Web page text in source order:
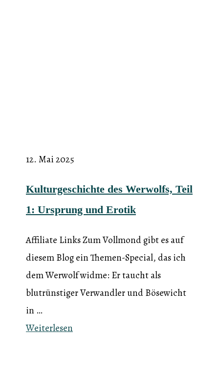
12. Mai 2025
Kulturgeschichte des Werwolfs, Teil
1: Ursprung und Erotik
Affiliate Links Zum Vollmond gibt es auf
diesem Blog ein Themen-Special, das ich
dem Werwolf widme: Er taucht als
blutrünstiger Verwandler und Bösewicht
in …
Weiterlesen